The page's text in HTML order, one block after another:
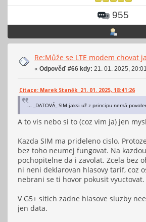
955
Re:Může se LTE modem chovat
« Odpověď #66 kdy: 21. 01. 2025,
Citace: Marek Staněk 21. 01. 2025, 18:41:26
... _DATOVÁ_ SIM jaksi už z principu nemá
A to vis nebo si to (coz vim ja) jen
Kazda SIM ma prideleno cislo.
bez toho neumej fungovat. Na
pochopitelne da i zavolat. Zcela bez
ni neni deklarovan hlasovy tarif, coz
nebrani se ti hovor pokusit vyuctovat.
V G5+ sitich zadne hlasove sluzby
jen data.